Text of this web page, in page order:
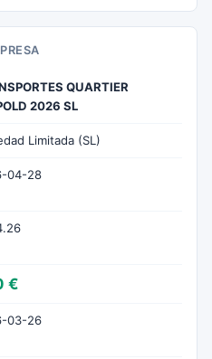
QUARTIER
2026 SL
Limitada (SL)
04-28
€
03-26